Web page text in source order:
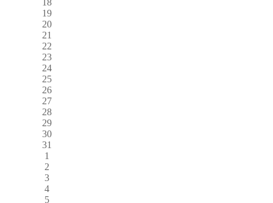
19
20
21
22
23
24
25
26
27
28
29
30
31
1
2
3
4
5